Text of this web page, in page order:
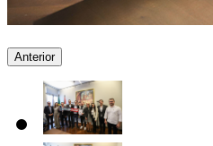
Anterior